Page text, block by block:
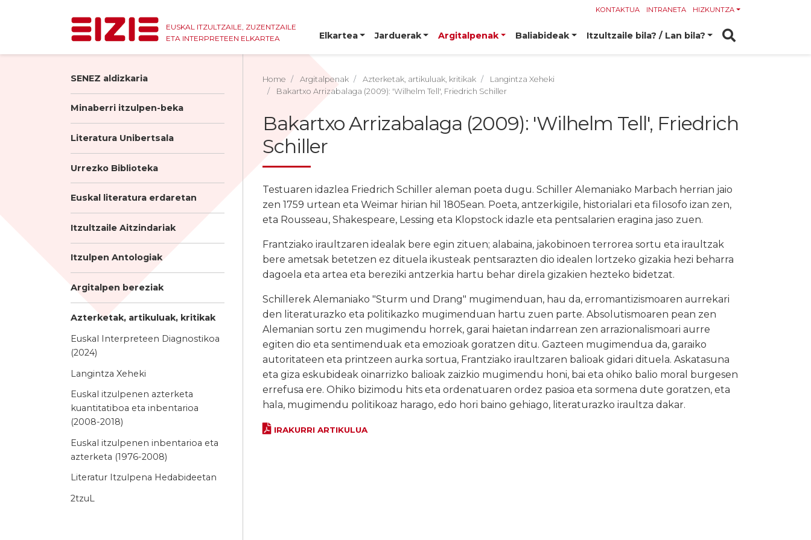
EUSKAL ITZULTZAILE, ZUZENTZAILE
ETA INTERPRETEEN ELKARTEA
KONTAKTUA INTRANETA HIZKUNTZA
Elkartea Jarduerak Argitalpenak Baliabideak Itzultzaile bila? / Lan bila?
SENEZ aldizkaria
Minaberri itzulpen-beka
Literatura Unibertsala
Urrezko Biblioteka
Euskal literatura erdaretan
Itzultzaile Aitzindariak
Itzulpen Antologiak
Argitalpen bereziak
Azterketak, artikuluak, kritikak
Euskal Interpreteen Diagnostikoa
(2024)
Langintza Xeheki
Euskal itzulpenen azterketa
kuantitatiboa eta inbentarioa
(2008-2018)
Euskal itzulpenen inbentarioa eta
azterketa (1976-2008)
Literatur Itzulpena Hedabideetan
2tzuL
Home Argitalpenak Azterketak, artikuluak, kritikak
Langintza Xeheki
Bakartxo Arrizabalaga (2009): 'Wilhelm Tell', Friedrich Schiller
Bakartxo Arrizabalaga (2009): 'Wilhelm Tell', Friedrich
Schiller
Testuaren idazlea Friedrich Schiller aleman poeta dugu. Schiller Alemaniako Marbach herrian jaio
zen 1759 urtean eta Weimar hirian hil 1805ean. Poeta, antzerkigile, historialari eta filosofo izan zen,
eta Rousseau, Shakespeare, Lessing eta Klopstock idazle eta pentsalarien eragina jaso zuen.
Frantziako iraultzaren idealak bere egin zituen; alabaina, jakobinoen terrorea sortu eta iraultzak
bere ametsak betetzen ez dituela ikusteak pentsarazten dio idealen lortzeko gizakia hezi beharra
dagoela eta artea eta bereziki antzerkia hartu behar direla gizakien hezteko bidetzat.
Schillerek Alemaniako "Sturm und Drang" mugimenduan, hau da, erromantizismoaren aurrekari
den literaturazko eta politikazko mugimenduan hartu zuen parte. Absolutismoaren pean zen
Alemanian sortu zen mugimendu horrek, garai haietan indarrean zen arrazionalismoari aurre
egiten dio eta sentimenduak eta emozioak goratzen ditu. Gazteen mugimendua da, garaiko
autoritateen eta printzeen aurka sortua, Frantziako iraultzaren balioak gidari dituela. Askatasuna
eta giza eskubideak oinarrizko balioak zaizkio mugimendu honi, bai eta ohiko balio moral burgesen
errefusa ere. Ohiko bizimodu hits eta ordenatuaren ordez pasioa eta sormena dute goratzen, eta
hala, mugimendu politikoaz harago, edo hori baino gehiago, literaturazko iraultza dakar.
IRAKURRI ARTIKULUA